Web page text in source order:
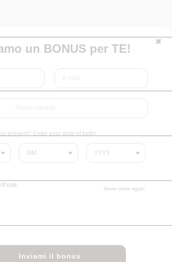
✖
un BONUS per TE!
present? Enter your date of birth!
use
Never show again
Inviami il bonus